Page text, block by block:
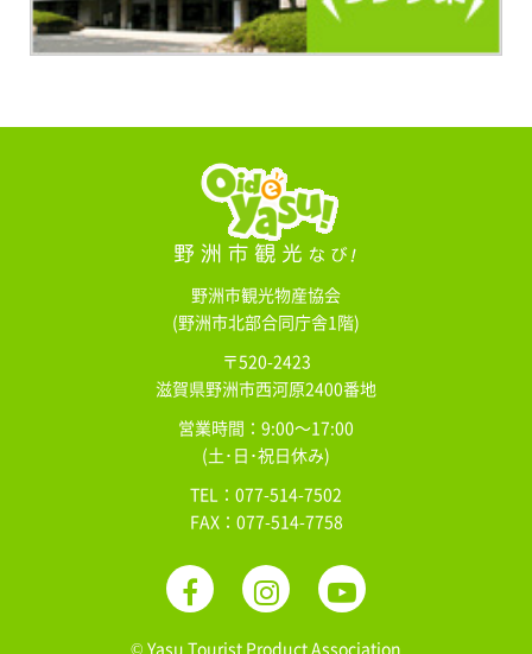
野洲市観光物産協会
(野洲市北部合同庁舎1階)
〒520-2423
滋賀県野洲市西河原2400番地
営業時間：9:00～17:00
(土･日･祝日休み)
TEL：077-514-7502
FAX：077-514-7758
© Yasu Tourist Product Association